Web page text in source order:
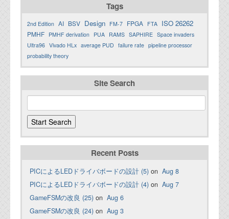
Tags
2nd Edition AI BSV Design FM-7 FPGA FTA ISO 26262
PMHF PMHF derivation PUA RAMS SAPHIRE Space invaders
Ultra96 Vivado HLx average PUD failure rate pipeline processor
probability theory
Site Search
Recent Posts
PICによるLEDドライバボードの設計 (5) on Aug 8
PICによるLEDドライバボードの設計 (4) on Aug 7
GameFSMの改良 (25) on Aug 6
GameFSMの改良 (24) on Aug 3